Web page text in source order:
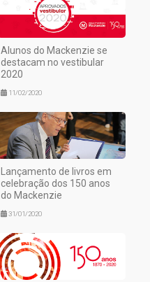
Alunos do Mackenzie se
destacam no vestibular
2020
11/02/2020
Lançamento de livros em
celebração dos 150 anos
do Mackenzie
31/01/2020